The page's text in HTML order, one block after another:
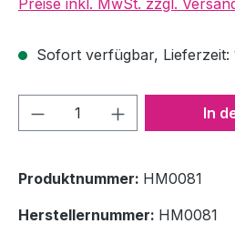
Sofort verfügbar, Lieferzeit:
Produkt Anzahl: Gib
In
Produktnummer: HM0081
Herstellernummer: HM0081